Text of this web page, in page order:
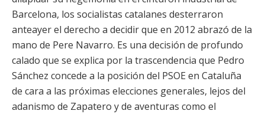
Barcelona, los socialistas catalanes desterraron
anteayer el derecho a decidir que en 2012 abrazó de la
mano de Pere Navarro. Es una decisión de profundo
calado que se explica por la trascendencia que Pedro
Sánchez concede a la posición del PSOE en Cataluña
de cara a las próximas elecciones generales, lejos del
adanismo de Zapatero y de aventuras como el